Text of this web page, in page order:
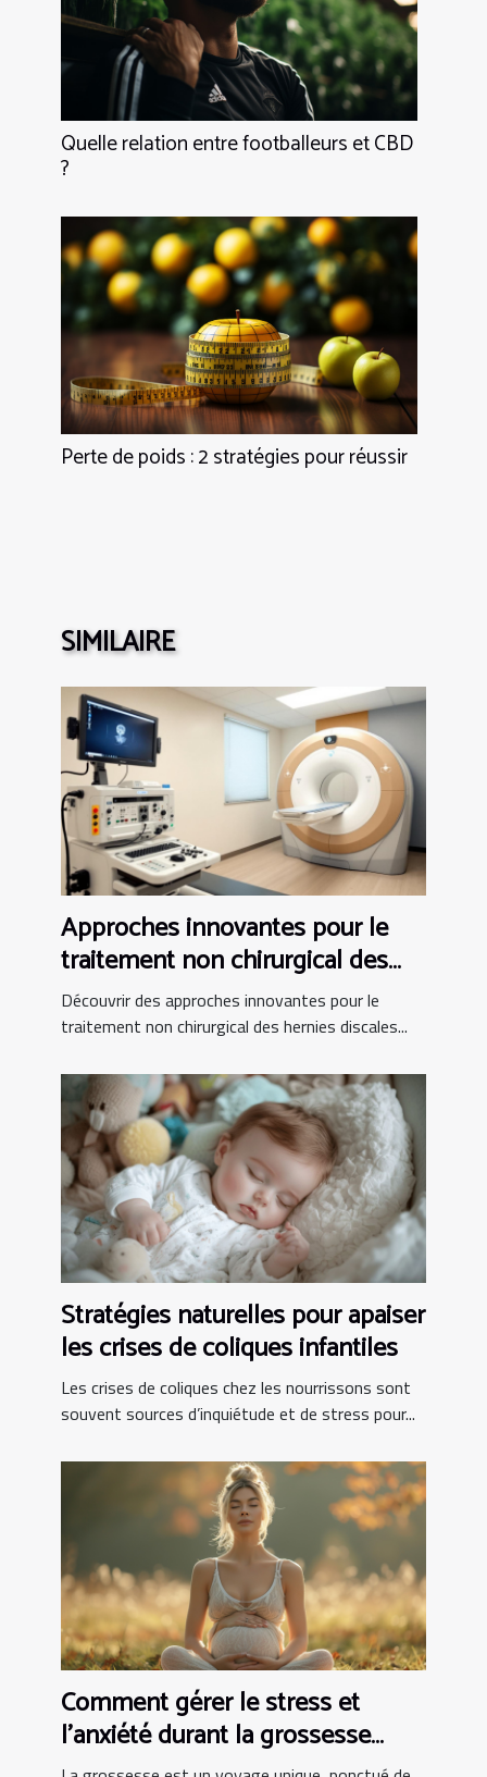
Quelle relation entre footballeurs et CBD
?
Perte de poids : 2 stratégies pour réussir
SIMILAIRE
Approches innovantes pour le
traitement non chirurgical des
hernies discales
Découvrir des approches innovantes pour le
traitement non chirurgical des hernies discales...
Stratégies naturelles pour apaiser
les crises de coliques infantiles
Les crises de coliques chez les nourrissons sont
souvent sources d’inquiétude et de stress pour...
Comment gérer le stress et
l'anxiété durant la grossesse